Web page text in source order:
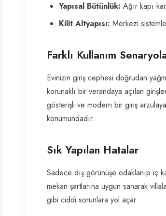
Yapısal Bütünlük: Ağır kapı
Kilit Altyapısı: Merkezi
Farklı Kullanım
Evinizin giriş cephesi doğrudan
korunaklı bir verandaya açılan
gösterişli ve modern bir giriş
konumundadır.
Sık Yapılan Hatalar
Sadece dış görünüşe odaklanıp iç
mekan şartlarına uygun sanarak
gibi ciddi sorunlara yol açar.